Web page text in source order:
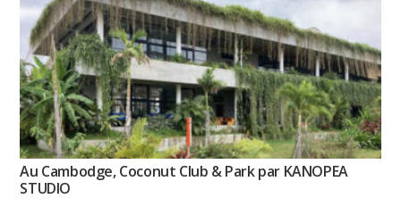
Au Cambodge, Coconut Club & Park par KANOPEA
STUDIO